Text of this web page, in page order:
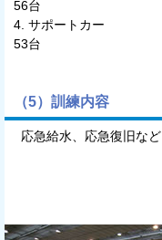
56台
サポートカー
53台
（5）訓練内容
応急給水、応急復旧など